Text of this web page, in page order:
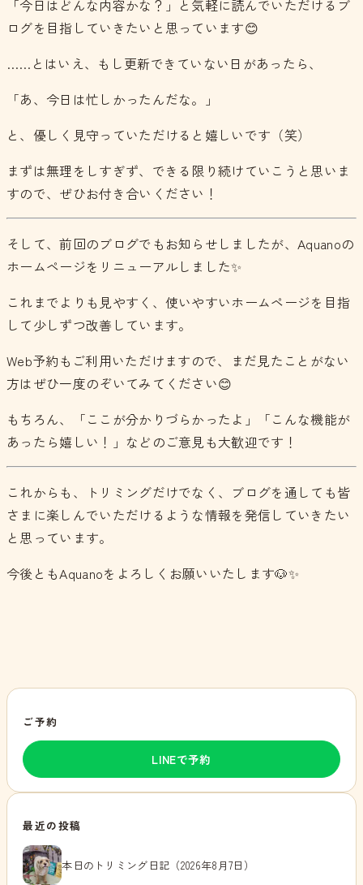
「今日はどんな内容かな？」と気軽に読んでいただけるブ
ログを目指していきたいと思っています😊
……とはいえ、もし更新できていない日があったら、
「あ、今日は忙しかったんだな。」
と、優しく見守っていただけると嬉しいです（笑）
まずは無理をしすぎず、できる限り続けていこうと思いま
すので、ぜひお付き合いください！
そして、前回のブログでもお知らせしましたが、Aquanoの
ホームページをリニューアルしました✨
これまでよりも見やすく、使いやすいホームページを目指
して少しずつ改善しています。
Web予約もご利用いただけますので、まだ見たことがない
方はぜひ一度のぞいてみてください😊
もちろん、「ここが分かりづらかったよ」「こんな機能が
あったら嬉しい！」などのご意見も大歓迎です！
これからも、トリミングだけでなく、ブログを通しても皆
さまに楽しんでいただけるような情報を発信していきたい
と思っています。
今後ともAquanoをよろしくお願いいたします🐶✨
ご予約
LINEで予約
最近の投稿
本日のトリミング日記（2026年8月7日）